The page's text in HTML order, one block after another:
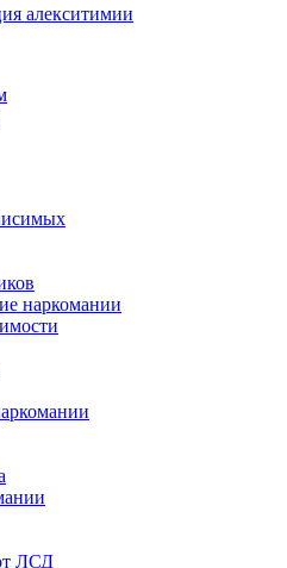
алекситимии
наркомании
ЛСД